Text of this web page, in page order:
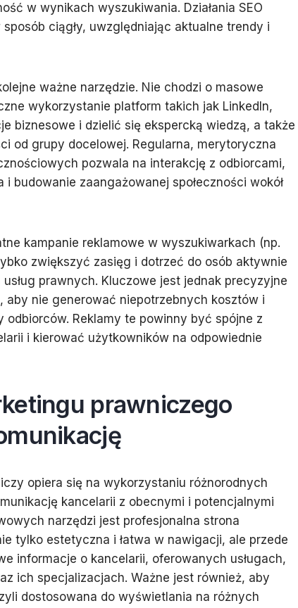
w wynikach wyszukiwania. Działania SEO
ciągły, uwzględniając aktualne trendy i
ważne narzędzie. Nie chodzi o masowe
wykorzystanie platform takich jak LinkedIn,
biznesowe i dzielić się ekspercką wiedzą, a także
od grupy docelowej. Regularna, merytoryczna
pozwala na interakcję z odbiorcami,
budowanie zaangażowanej społeczności wokół
kampanie reklamowe w wyszukiwarkach (np.
zwiększyć zasięg i dotrzeć do osób aktywnie
prawnych. Kluczowe jest jednak precyzyjne
nie generować niepotrzebnych kosztów i
odbiorców. Reklamy te powinny być spójne z
i kierować użytkowników na odpowiednie
prawniczego
opiera się na wykorzystaniu różnorodnych
kancelarii z obecnymi i potencjalnymi
narzędzi jest profesjonalna strona
tylko estetyczna i łatwa w nawigacji, ale przede
informacje o kancelarii, oferowanych usługach,
ich specjalizacjach. Ważne jest również, aby
dostosowana do wyświetlania na różnych